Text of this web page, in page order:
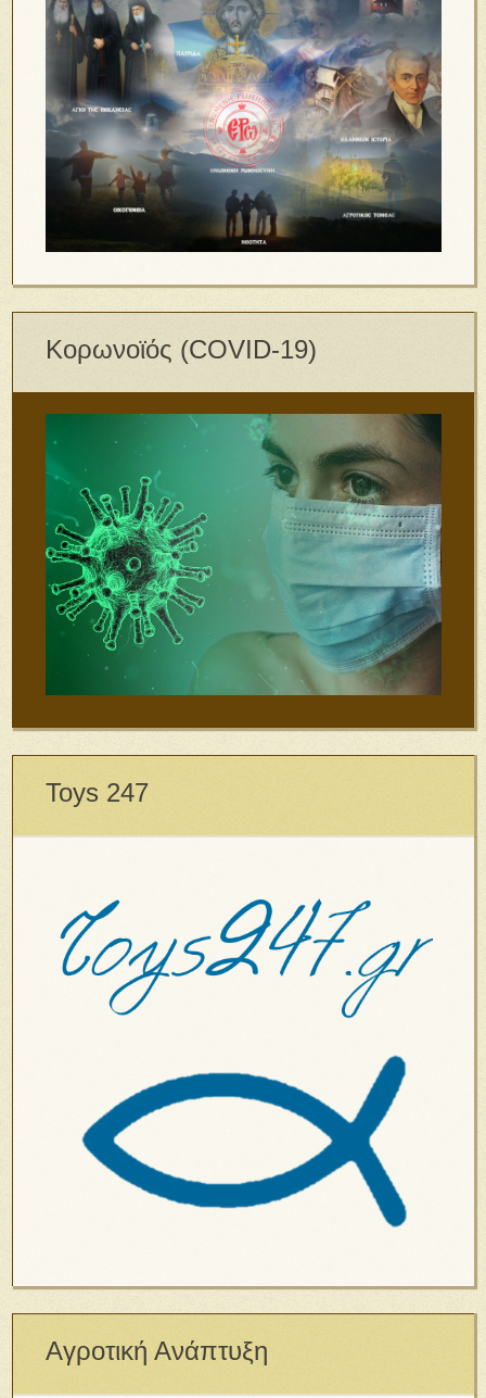
Κορωνοϊός (COVID-19)
Toys 247
Αγροτική Ανάπτυξη